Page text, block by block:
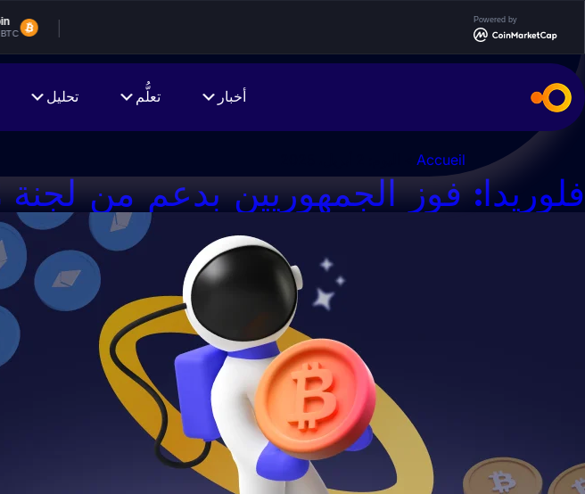
Powered by
أخبار تعلُّم تحليل
Accueil
فلوريدا: فوز الجمهوريين بدعم من لجنة Crypto PAC